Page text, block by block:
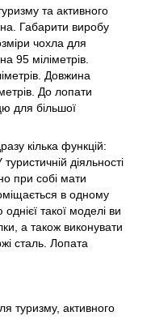
та активного
Габарити виробу
чохла для
95 міліметрів.
Довжина
До лопати
для більшої
кілька функцій:
діяльності
при собі мати
в одному
такої моделі ви
а також виконувати
сталь. Лопата
туризму, активного